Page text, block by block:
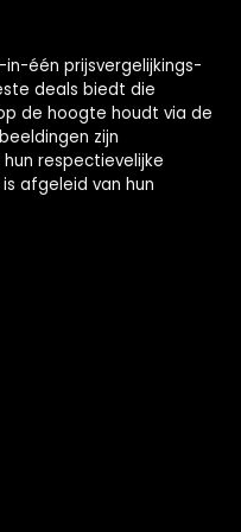
één prijsvergelijkings-
deals biedt die
de hoogte houdt via de
zijn
respectievelijke
afgeleid van hun